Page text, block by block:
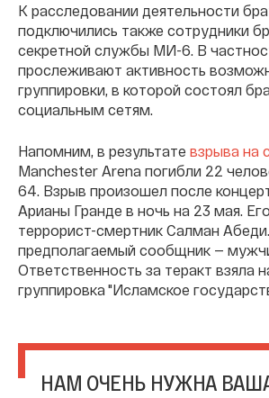
К расследовании деятельности
подключились также сотрудники
секретной службы МИ-6. В
прослеживают активность
группировки, в которой состоял
социальным сетям.
Напомним, в результате взрыва на
Manchester Arena погибли 22
64. Взрыв произошел после
Арианы Гранде в ночь на 23 мая.
террорист-смертник Салман
предполагаемый сообщник —
Ответственность за теракт взяла
группировка "Исламское
НАМ ОЧЕНЬ НУЖНА